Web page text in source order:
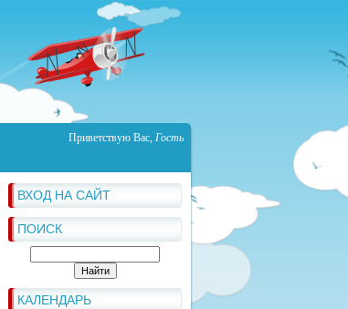
Приветствую Вас, Гость
ВХОД НА САЙТ
ПОИСК
КАЛЕНДАРЬ